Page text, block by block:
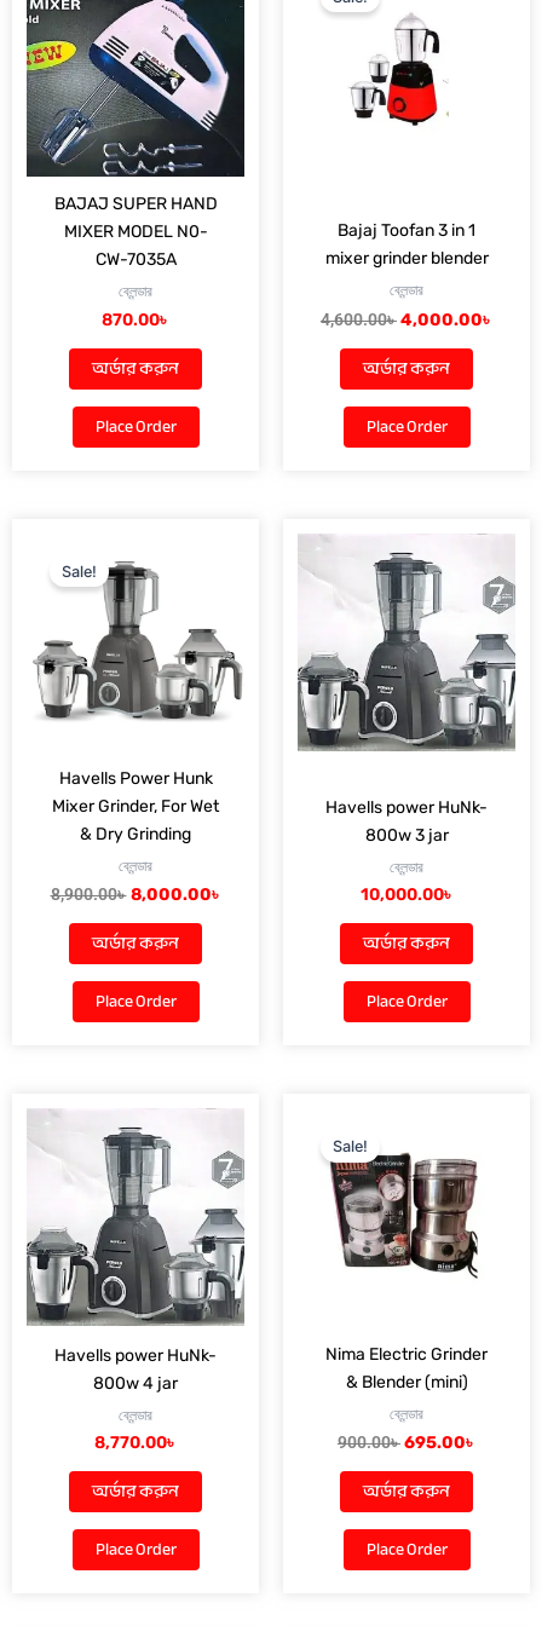
BAJAJ SUPER HAND
MIXER MODEL N0-
CW-7035A
ব্লেন্ডার
870.00৳
অর্ডার করুন
Place Order
Bajaj Toofan 3 in 1
mixer grinder blender
ব্লেন্ডার
4,600.00৳
4,600.00৳ .
4,000.00৳
অর্ডার করুন
Place Order
Sale!
Havells Power Hunk
Mixer Grinder, For Wet
& Dry Grinding
ব্লেন্ডার
8,900.00৳
was:
8,900.00৳ .
8,000.00৳
অর্ডার করুন
Place Order
Havells power HuNk-
800w 3 jar
ব্লেন্ডার
10,000.00৳
অর্ডার করুন
Place Order
Havells power HuNk-
800w 4 jar
ব্লেন্ডার
8,770.00৳
অর্ডার করুন
Place Order
Sale!
Nima Electric Grinder
& Blender (mini)
ব্লেন্ডার
900.00৳
was:
900.00৳ .
695.00৳
695.00৳
অর্ডার করুন
Place Order